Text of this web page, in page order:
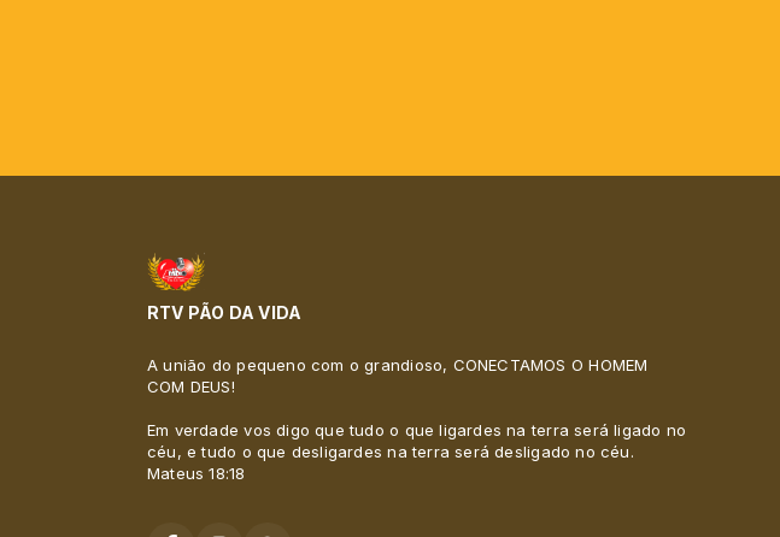
RTV PÃO DA VIDA
A união do pequeno com o grandioso, CONECTAMOS O HOMEM
COM DEUS!
Em verdade vos digo que tudo o que ligardes na terra será ligado no
céu, e tudo o que desligardes na terra será desligado no céu.
Mateus 18:18